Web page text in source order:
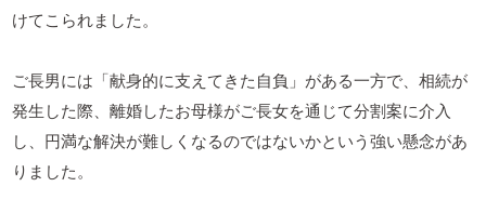
けてこられました。
ご長男には「献身的に支えてきた自負」がある一方で、相続が
発生した際、離婚したお母様がご長女を通じて分割案に介入
し、円満な解決が難しくなるのではないかという強い懸念があ
りました。